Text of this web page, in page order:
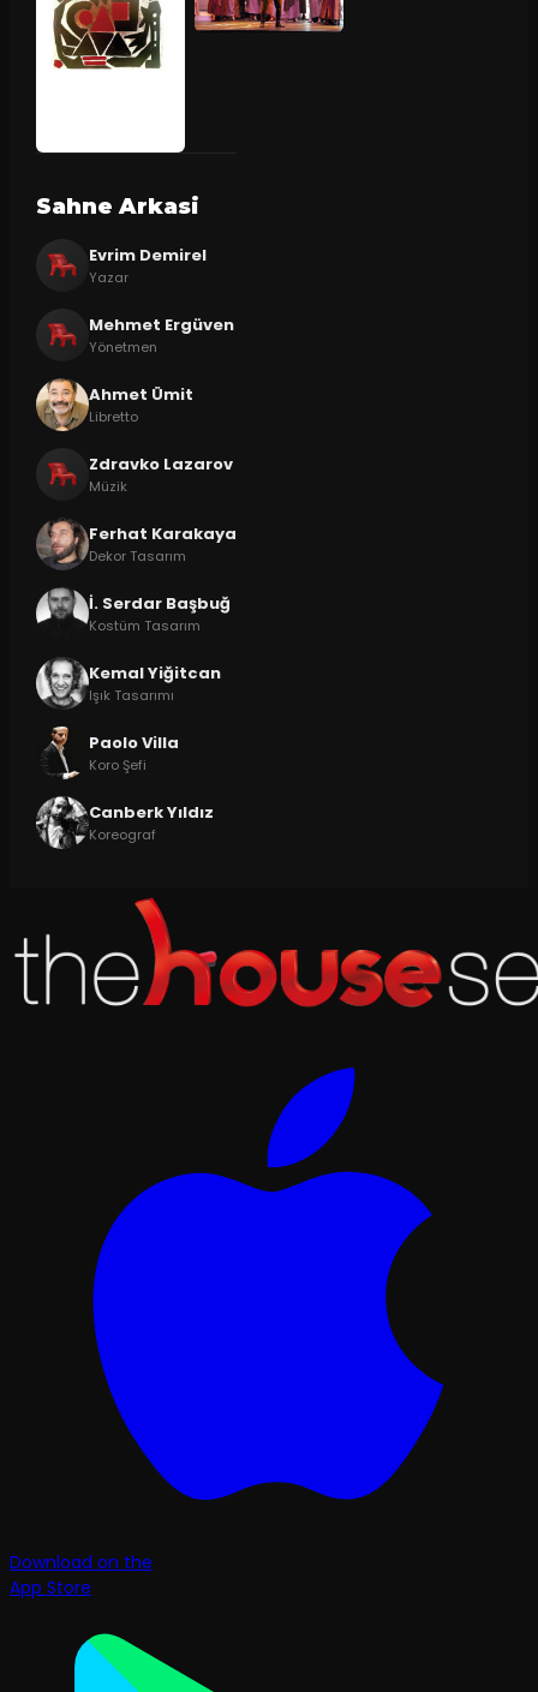
Sahne Arkasi
Evrim Demirel
Yazar
Mehmet Ergüven
Yönetmen
Ahmet Ümit
Libretto
Zdravko Lazarov
Müzik
Ferhat Karakaya
Dekor Tasarım
İ. Serdar Başbuğ
Kostüm Tasarım
Kemal Yiğitcan
Işık Tasarımı
Paolo Villa
Koro Şefi
Canberk Yıldız
Koreograf
Download on the
App Store